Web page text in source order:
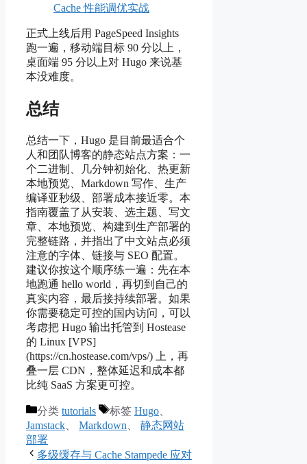
Cache 性能调优实战
正式上线后用 PageSpeed Insights
跑一遍，移动端目标 90 分以上，
桌面端 95 分以上对 Hugo 来说基
本没难度。
总结
总结一下，Hugo 是目前最适合个
人和团队博客的静态站点方案：一
个二进制、几分钟初始化、热更新
本地预览、Markdown 写作、生产
编译亚秒级、部署成本接近零。本
指南覆盖了从安装、选主题、写文
章、本地预览、构建到生产部署的
完整链路，并指出了中文站点必须
注意的字体、链接与 SEO 配置。
建议你按这个顺序练一遍：先在本
地跑通 hello world，再切到自己的
真实内容，最后接持续部署。如果
你需要稳定可控的国内访问，可以
考虑把 Hugo 输出托管到 Hostease
的 Linux [VPS]
(https://cn.hostease.com/vps/) 上，再
叠一层 CDN，整体延迟和成本都
比纯 SaaS 方案更可控。
分类 tutorials 标签 Hugo
Jamstack
Markdown
静态网站
部署
多级缓存与 Cache Stampede 应对